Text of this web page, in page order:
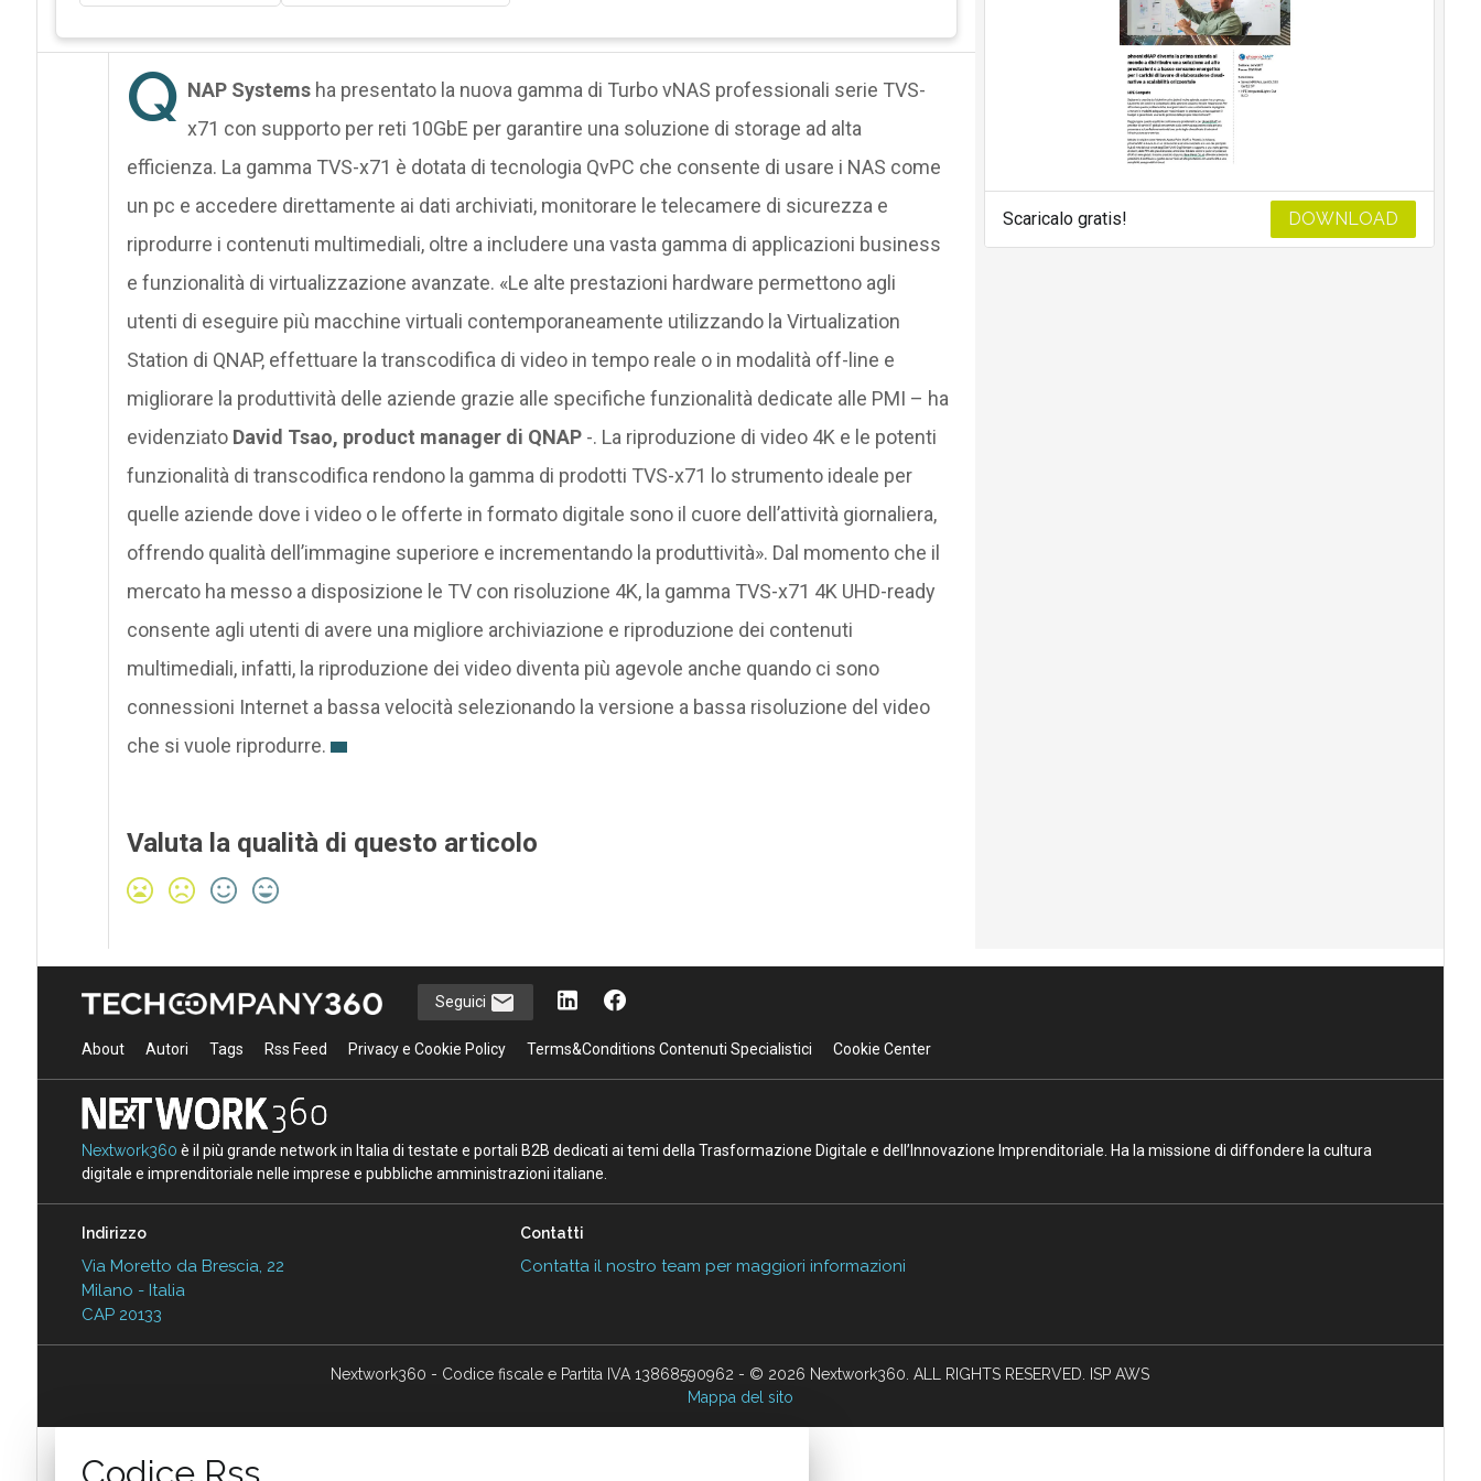
Q NAP Systems ha presentato la nuova gamma di Turbo vNAS professionali serie TVS-
x71 con supporto per reti 10GbE per garantire una soluzione di storage ad alta
efficienza. La gamma TVS-x71 è dotata di tecnologia QvPC che consente di usare i NAS come
un pc e accedere direttamente ai dati archiviati, monitorare le telecamere di sicurezza e
riprodurre i contenuti multimediali, oltre a includere una vasta gamma di applicazioni business
e funzionalità di virtualizzazione avanzate. «Le alte prestazioni hardware permettono agli
utenti di eseguire più macchine virtuali contemporaneamente utilizzando la Virtualization
Station di QNAP, effettuare la transcodifica di video in tempo reale o in modalità off-line e
migliorare la produttività delle aziende grazie alle specifiche funzionalità dedicate alle PMI – ha
evidenziato David Tsao, product manager di QNAP-. La riproduzione di video 4K e le potenti
funzionalità di transcodifica rendono la gamma di prodotti TVS-x71 lo strumento ideale per
quelle aziende dove i video o le offerte in formato digitale sono il cuore dell’attività giornaliera,
offrendo qualità dell’immagine superiore e incrementando la produttività». Dal momento che il
mercato ha messo a disposizione le TV con risoluzione 4K, la gamma TVS-x71 4K UHD-ready
consente agli utenti di avere una migliore archiviazione e riproduzione dei contenuti
multimediali, infatti, la riproduzione dei video diventa più agevole anche quando ci sono
connessioni Internet a bassa velocità selezionando la versione a bassa risoluzione del video
che si vuole riprodurre.
Valuta la qualità di questo articolo
Scaricalo gratis! DOWNLOAD
Seguici
About Autori Tags Rss Feed Privacy e Cookie Policy Terms&Conditions Contenuti Specialistici Cookie Center
Nextwork360 è il più grande network in Italia di testate e portali B2B dedicati ai temi della Trasformazione Digitale e dell’Innovazione Imprenditoriale. Ha la missione di diffondere la cultura
digitale e imprenditoriale nelle imprese e pubbliche amministrazioni italiane.
Indirizzo
Via Moretto da Brescia, 22
Milano - Italia
CAP 20133
Contatti
Contatta il nostro team per maggiori informazioni
Nextwork360 - Codice fiscale e Partita IVA 13868590962 - © 2026 Nextwork360. ALL RIGHTS RESERVED. ISP AWS
Mappa del sito
Codice Rss